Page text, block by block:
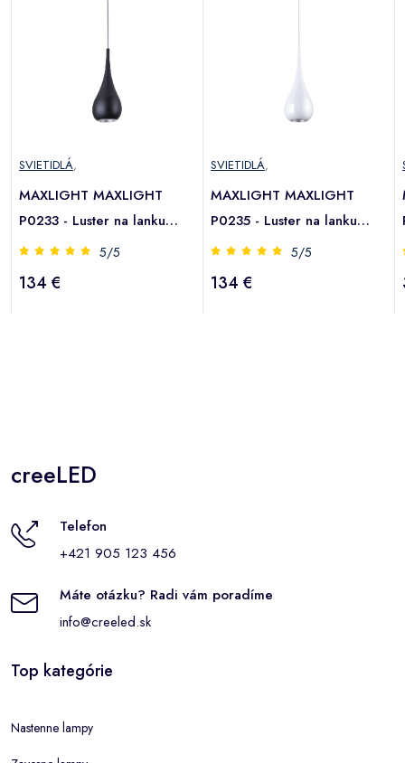
SVIETIDLÁ,
MAXLIGHT MAXLIGHT
P0233 - Luster na lanku
DROP 1xE27/40W/230V pr.
20 cm čierna
5/5
134 €
SVIETIDLÁ,
MAXLIGHT MAXLIGHT
P0235 - Luster na lanku
DROP 1xE27/40W/230V pr.
20 cm biela
5/5
134 €
creeLED
Telefon
+421 905 123 456
Máte otázku? Radi vám poradíme
info@creeled.sk
Top kategórie
Nastenne lampy